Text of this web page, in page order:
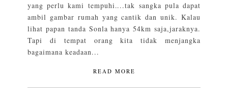
yang perlu kami tempuhi....tak sangka pula dapat
ambil gambar rumah yang cantik dan unik. Kalau
lihat papan tanda Sonla hanya 54km saja,jaraknya.
Tapi di tempat orang kita tidak menjangka
bagaimana keadaan...
READ MORE